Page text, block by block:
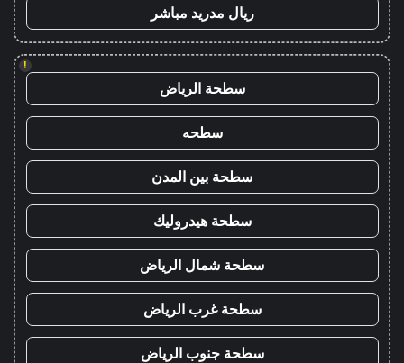
ريال مدريد مباشر
!
سطحة الرياض
سطحه
سطحة بين المدن
سطحة هيدروليك
سطحة شمال الرياض
سطحة غرب الرياض
سطحة جنوب الرياض